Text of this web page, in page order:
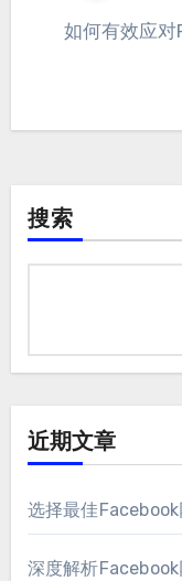
如何有效应对Facebook负面反馈提升社交媒
搜索
近期文章
选择最佳
深度解析